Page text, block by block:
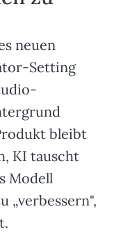
neuen
Setting
bleibt
KI tauscht
Modell
„verbessern",